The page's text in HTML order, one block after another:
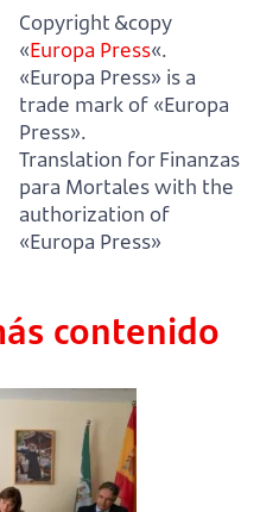
Copyright &copy
«Europa Press«.
«Europa Press» is a
trade mark of «Europa
Press».
Translation for Finanzas
para Mortales with the
authorization of
«Europa Press»
contenido